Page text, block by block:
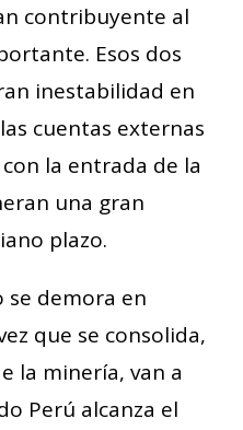
contribuyente al
Esos dos
inestabilidad en
cuentas externas
la entrada de la
una gran
plazo.
se demora en
que se consolida,
la minería, van a
Perú alcanza el